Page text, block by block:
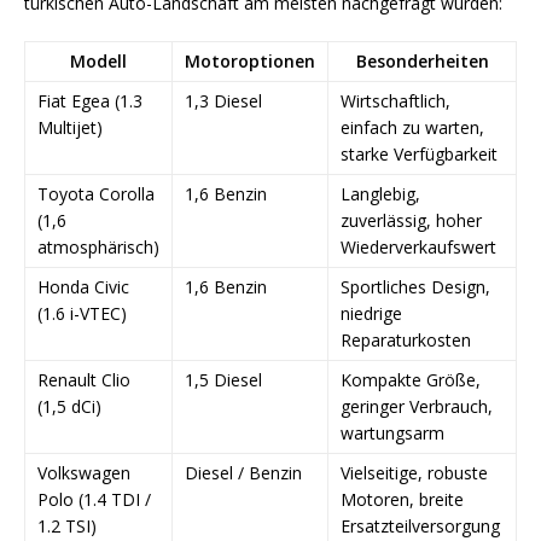
Modell Motoroptionen
Besonderheiten
Fiat Egea (1.3
Multijet)
1,3 Diesel
Wirtschaftlich,
einfach zu warten,
starke Verfügbarkeit
Toyota Corolla
(1,6
atmosphärisch)
1,6 Benzin
Langlebig,
zuverlässig, hoher
Wiederverkaufswert
Honda Civic
(1.6 i-VTEC)
1,6 Benzin
Sportliches Design,
niedrige
Reparaturkosten
Renault Clio
(1,5 dCi)
1,5 Diesel
Kompakte Größe,
geringer Verbrauch,
wartungsarm
Volkswagen
Polo (1.4 TDI /
1.2 TSI)
Diesel / Benzin
Vielseitige, robuste
Motoren, breite
Ersatzteilversorgung